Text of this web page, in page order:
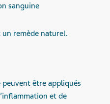
sanguine
un remède naturel.
peuvent être appliqués
et de